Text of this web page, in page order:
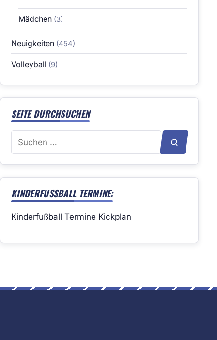
Mädchen(3)
Neuigkeiten (454)
Volleyball (9)
SEITE DURCHSUCHEN
Suchen
SUCHEN
KINDERFUSSBALL TERMINE:
Kinderfußball Termine Kickplan